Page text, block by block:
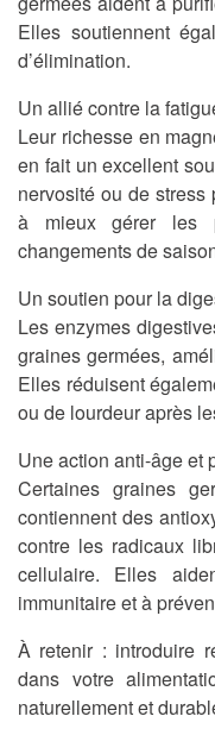
Elles soutiennent
d’élimination.
Un allié contre la
Leur richesse en
en fait un excellent
nervosité ou de
à mieux gérer les
changements de
Un soutien pour la
Les enzymes
graines germées,
Elles réduisent
ou de lourdeur après
Une action anti-âge et
Certaines graines
contiennent des
contre les radicaux
cellulaire. Elles
immunitaire et à
À retenir : introduire
dans votre
naturellement et